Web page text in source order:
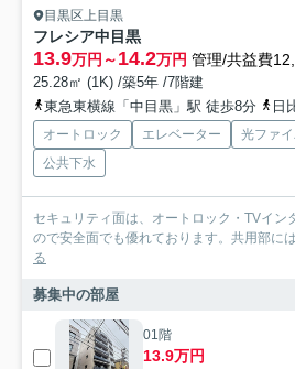
目黒区上目黒
フレシア中目黒
13.9万円～14.2万円 管理/共益費
25.28㎡ (1K) /築5年 /7階建
東急東横線「中目黒」駅 徒歩8分
日
オートロック エレベーター 光ファ
公共下水
セキュリティ面は、オートロック・TVイン
ので安全面でも優れております。共用部に
る
募集中の部屋
01階
13.9万円